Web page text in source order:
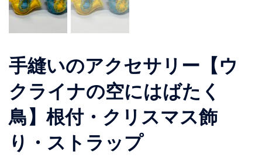
手縫いのアクセサリー【ウ
クライナの空にはばたく
鳥】根付・クリスマス飾
り・ストラップ